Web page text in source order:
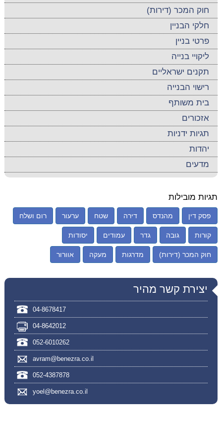
חוק המכר (דירות)
חלקי הבניין
פרטי בניין
ליקויי בנייה
תקנים ישראליים
רישוי הבנייה
בית משותף
אזכורים
תגיות ידניות
יהדות
מדעים
תגיות מובילות
פסק דין מהנדס דירה שטח ערעור רום ושלח
קורות גובה גדר עמודים יסודות
חוק המכר (דירות) מדרגות מעקה אוורור
יצירת קשר מהיר
04-8678417
04-8642012
052-6010262
avram@benezra.co.il
052-4387878
yoel@benezra.co.il